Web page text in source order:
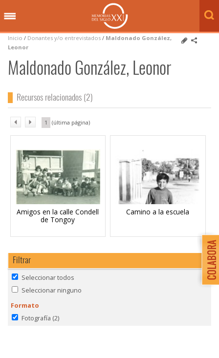
Inicio / Donantes y/o entrevistados / Maldonado González,
Leonor
Maldonado González, Leonor
Recursos relacionados (2)
Amigos en la calle Condell
de Tongoy
Camino a la escuela
1
Filtrar
Seleccionar todos
Seleccionar ninguno
Formato
Fotografía (2)